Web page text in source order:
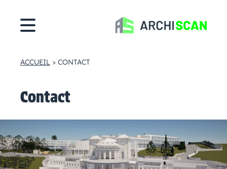
ACCUEIL > CONTACT
Contact